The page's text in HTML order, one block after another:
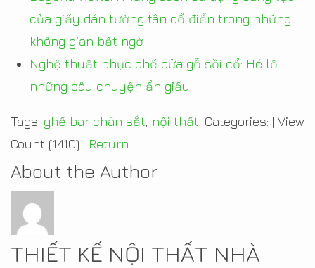
của giấy dán tường tân cổ điển trong những
không gian bất ngờ
Nghệ thuật phục chế cửa gỗ sồi cổ: Hé lộ
những câu chuyện ẩn giấu
Tags: ghế bar chân sắt nội thất| Categories: | View
Count (1410) | Return
About the Author
THIẾT KẾ NỘI THẤT NHÀ